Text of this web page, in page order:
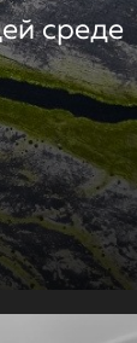
среде